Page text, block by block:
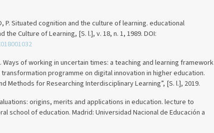
P. Situated cognition and the culture of learning. educational
Culture of Learning, [S. l.], v. 18, n. 1, 1989. DOI:
Ways of working in uncertain times: a teaching and learning framework
programme on digital innovation in higher education.
Methods for Researching Interdisciplinary Learning”, [S. l.], 2019.
origins, merits and applications in education. lecture to
school of education. Madrid: Universidad Nacional de Educación a